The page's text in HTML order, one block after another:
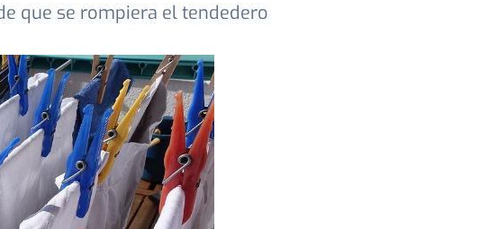
que se rompiera el tendedero